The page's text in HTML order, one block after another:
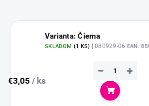
Varianta: Čierna
SKLADOM (1 KS) | 080929-06 EAN:
€3,05 / ks
+
−
Do